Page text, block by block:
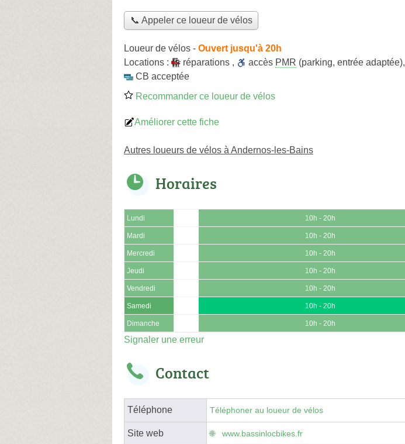
📞 Appeler ce loueur de vélos
Loueur de vélos - Ouvert jusqu'à 20h
Locations :
réparations , accès PMR (parking, entrée adaptée),
CB acceptée
Recommander ce loueur de vélos
Améliorer cette fiche
Autres loueurs de vélos à Andernos-les-Bains
Horaires
Lundi 10h - 20h
Mardi 10h - 20h
Mercredi 10h - 20h
Jeudi 10h - 20h
Vendredi 10h - 20h
Samedi 10h - 20h
Dimanche 10h - 20h
Signaler une erreur
Contact
Téléphone Téléphoner au loueur de vélos
Site web www.bassinlocbikes.fr